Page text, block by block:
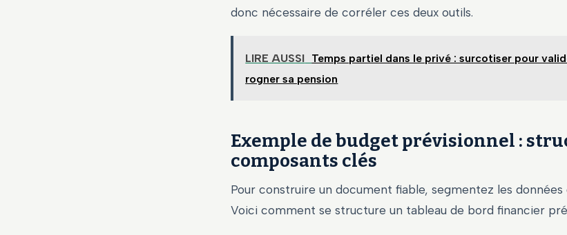
donc nécessaire de corréler ces deux outils.
LIRE AUSSI Temps partiel dans le privé : surcotiser pour
rogner sa pension
Exemple de budget prévisionnel :
composants clés
Pour construire un document fiable, segmentez les données
Voici comment se structure un tableau de bord financier